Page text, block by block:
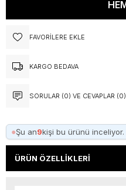
FAVORILERE EKLE
KARGO BEDAVA
SORULAR (0) VE CEVAPLAR (0)
●Şu an9kişi bu ürünü inceliyor.
ÜRÜN ÖZELLIKLERI